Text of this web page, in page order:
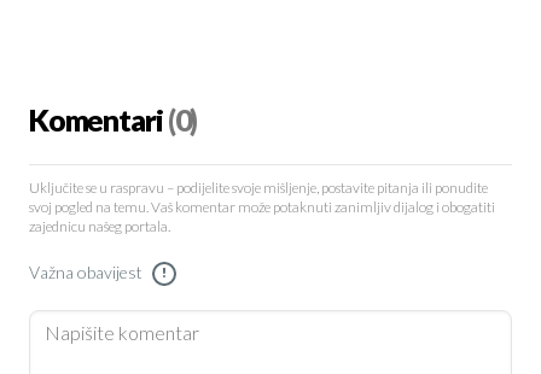
Komentari(0)
Uključite se u raspravu – podijelite svoje mišljenje, postavite pitanja ili ponudite
svoj pogled na temu. Vaš komentar može potaknuti zanimljiv dijalog i obogatiti
zajednicu našeg portala.
Važna obavijest !